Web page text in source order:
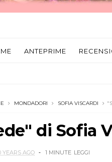
ANTEPRIME
MONDADORI SOFIA VISCARDI
di Sofia
YEARS AGO 1 MINUTE LEGGI